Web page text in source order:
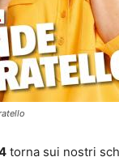
torna sui nostri